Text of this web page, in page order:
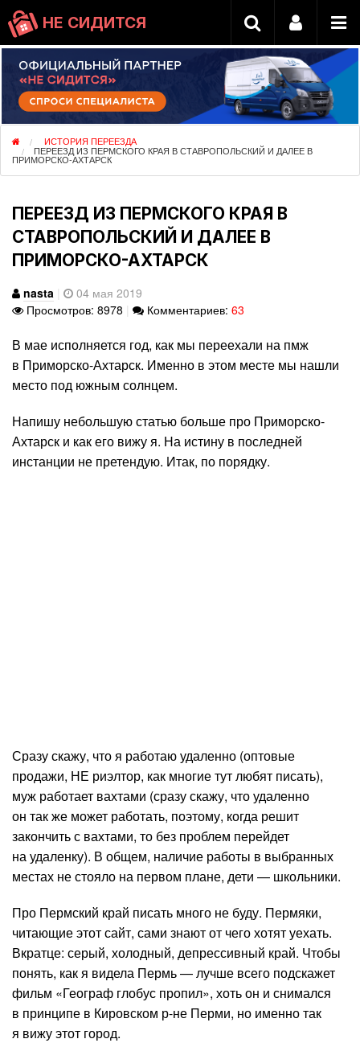
НЕ СИДИТСЯ
ИСТОРИЯ ПЕРЕЕЗДА
ПЕРЕЕЗД ИЗ ПЕРМСКОГО КРАЯ В СТАВРОПОЛЬСКИЙ И ДАЛЕЕ В
ПРИМОРСКО-АХТАРСК
ПЕРЕЕЗД ИЗ ПЕРМСКОГО КРАЯ В
СТАВРОПОЛЬСКИЙ И ДАЛЕЕ В
ПРИМОРСКО-АХТАРСК
nasta
04 мая 2019
Просмотров: 8978
Комментариев: 63
В мае исполняется год, как мы переехали на пмж
в Приморско-Ахтарск. Именно в этом месте мы нашли
место под южным солнцем.
Напишу небольшую статью больше про Приморско-
Ахтарск и как его вижу я. На истину в последней
инстанции не претендую. Итак, по порядку.
Сразу скажу, что я работаю удаленно (оптовые
продажи, НЕ риэлтор, как многие тут любят писать),
муж работает вахтами (сразу скажу, что удаленно
он так же может работать, поэтому, когда решит
закончить с вахтами, то без проблем перейдет
на удаленку). В общем, наличие работы в выбранных
местах не стояло на первом плане, дети — школьники.
Про Пермский край писать много не буду. Пермяки,
читающие этот сайт, сами знают от чего хотят уехать.
Вкратце: серый, холодный, депрессивный край. Чтобы
понять, как я видела Пермь — лучше всего подскажет
фильм «Географ глобус пропил», хоть он и снимался
в принципе в Кировском р-не Перми, но именно так
я вижу этот город.